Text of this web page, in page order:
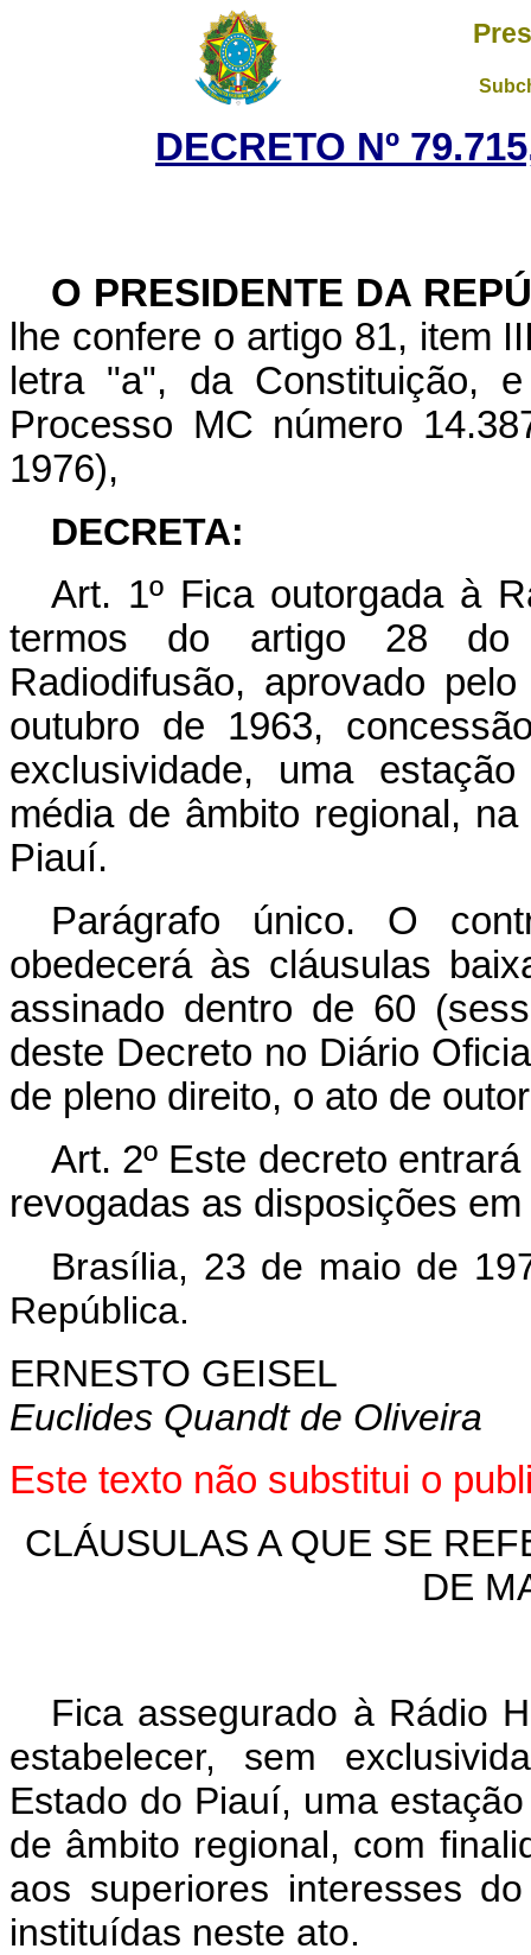
DECRETO Nº
O PRESIDENTE DA
lhe confere o artigo 81, item
letra "a", da Constituição,
Processo MC número
1976),
DECRETA:
Art. 1º Fica outorgada à
termos do artigo 28 do
Radiodifusão, aprovado
outubro de 1963,
exclusividade, uma
média de âmbito regional,
Piauí.
Parágrafo único. O
obedecerá às cláusulas
assinado dentro de 60
deste Decreto no Diário
de pleno direito, o ato de
Art. 2º Este decreto
revogadas as disposições
Brasília, 23 de maio de
República.
ERNESTO GEISEL
Euclides Quandt de Oliveira
Este texto não substitui o
CLÁUSULAS A QUE SE
DE
Fica assegurado à Rádio
estabelecer, sem
Estado do Piauí, uma
de âmbito regional, com
aos superiores interesses
instituídas neste ato.